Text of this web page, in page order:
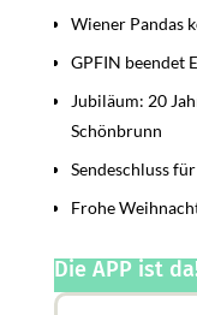
Wiener Pandas
GPFIN beendet
Jubiläum: 20
Schönbrunn
Sendeschluss
Frohe
Die APP ist